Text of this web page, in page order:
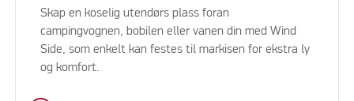
Skap en koselig utendørs plass foran
campingvognen, bobilen eller vanen din med Wind
Side, som enkelt kan festes til markisen for ekstra ly
og komfort.